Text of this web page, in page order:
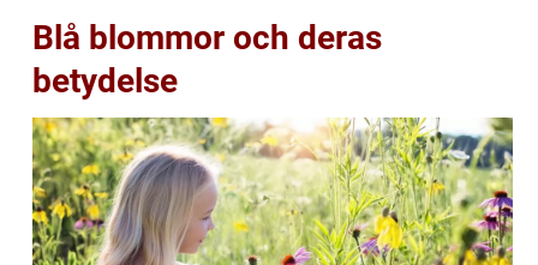
Blå blommor och deras
betydelse